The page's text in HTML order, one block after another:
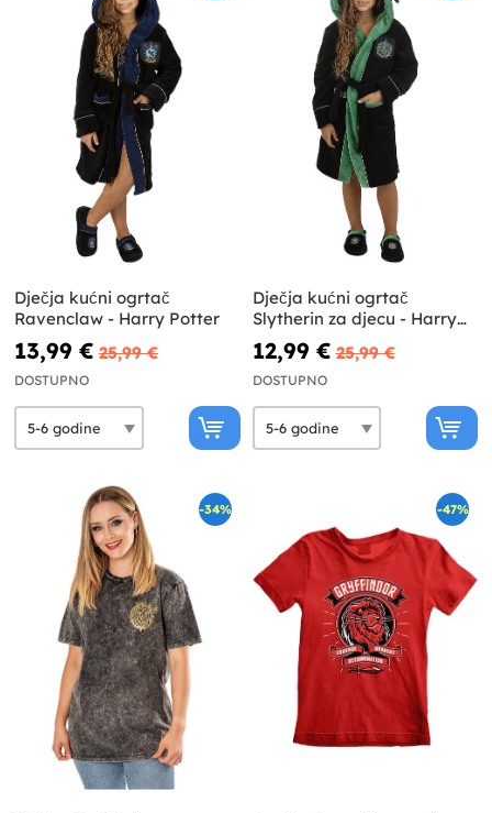
Dječja kućni ogrtač
Ravenclaw - Harry Potter
13,99 € 25,99 €
DOSTUPNO
Dječja kućni ogrtač
Slytherin za djecu - Harry
Potter
12,99 € 25,99 €
DOSTUPNO
-34% -47%